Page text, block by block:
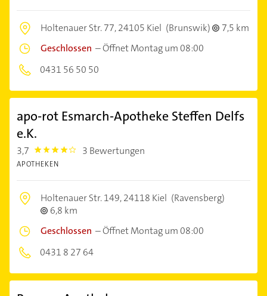
Holtenauer Str. 77,24105 Kiel (Brunswik)
7,5 km
Geschlossen –Öffnet Montag um 08:00
0431 56 50 50
apo-rot Esmarch-Apotheke Steffen Delfs
e.K.
3,7 3.7 3 Bewertungen
APOTHEKEN
Holtenauer Str. 149,24118 Kiel (Ravensberg)
6,8 km
Geschlossen –Öffnet Montag um 08:00
0431 8 27 64